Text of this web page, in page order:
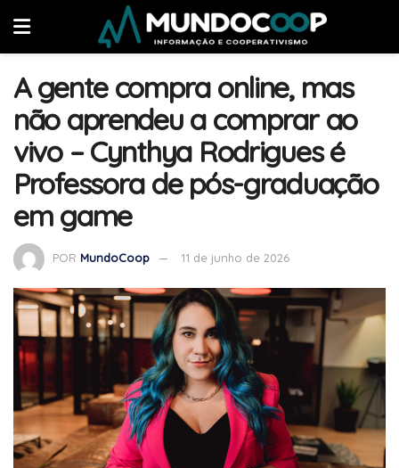
A gente compra online, mas
não aprendeu a comprar ao
vivo – Cynthya Rodrigues é
Professora de pós-graduação
em game
POR MundoCoop 11 de junho de 2026